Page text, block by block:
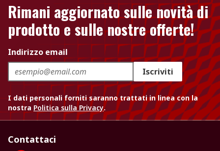
Rimani aggiornato sulle novità di
prodotto e sulle nostre offerte!
Indirizzo email
Iscriviti
I dati personali forniti saranno trattati in linea con la
nostra Politica sulla Privacy.
Contattaci